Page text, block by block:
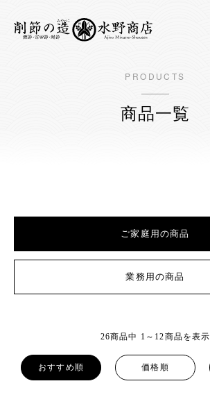
PRODUCTS
商品一覧
ご家庭用の商品
業務用の商品
26商品中 1～12商品を表示
おすすめ順 価格順